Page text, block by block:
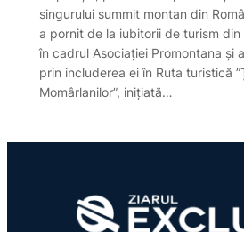
singurului summit montan din
a pornit de la iubitorii de turism din
în cadrul Asociației Promontana și
prin includerea ei în Ruta turistică
Momârlanilor”, inițiată…